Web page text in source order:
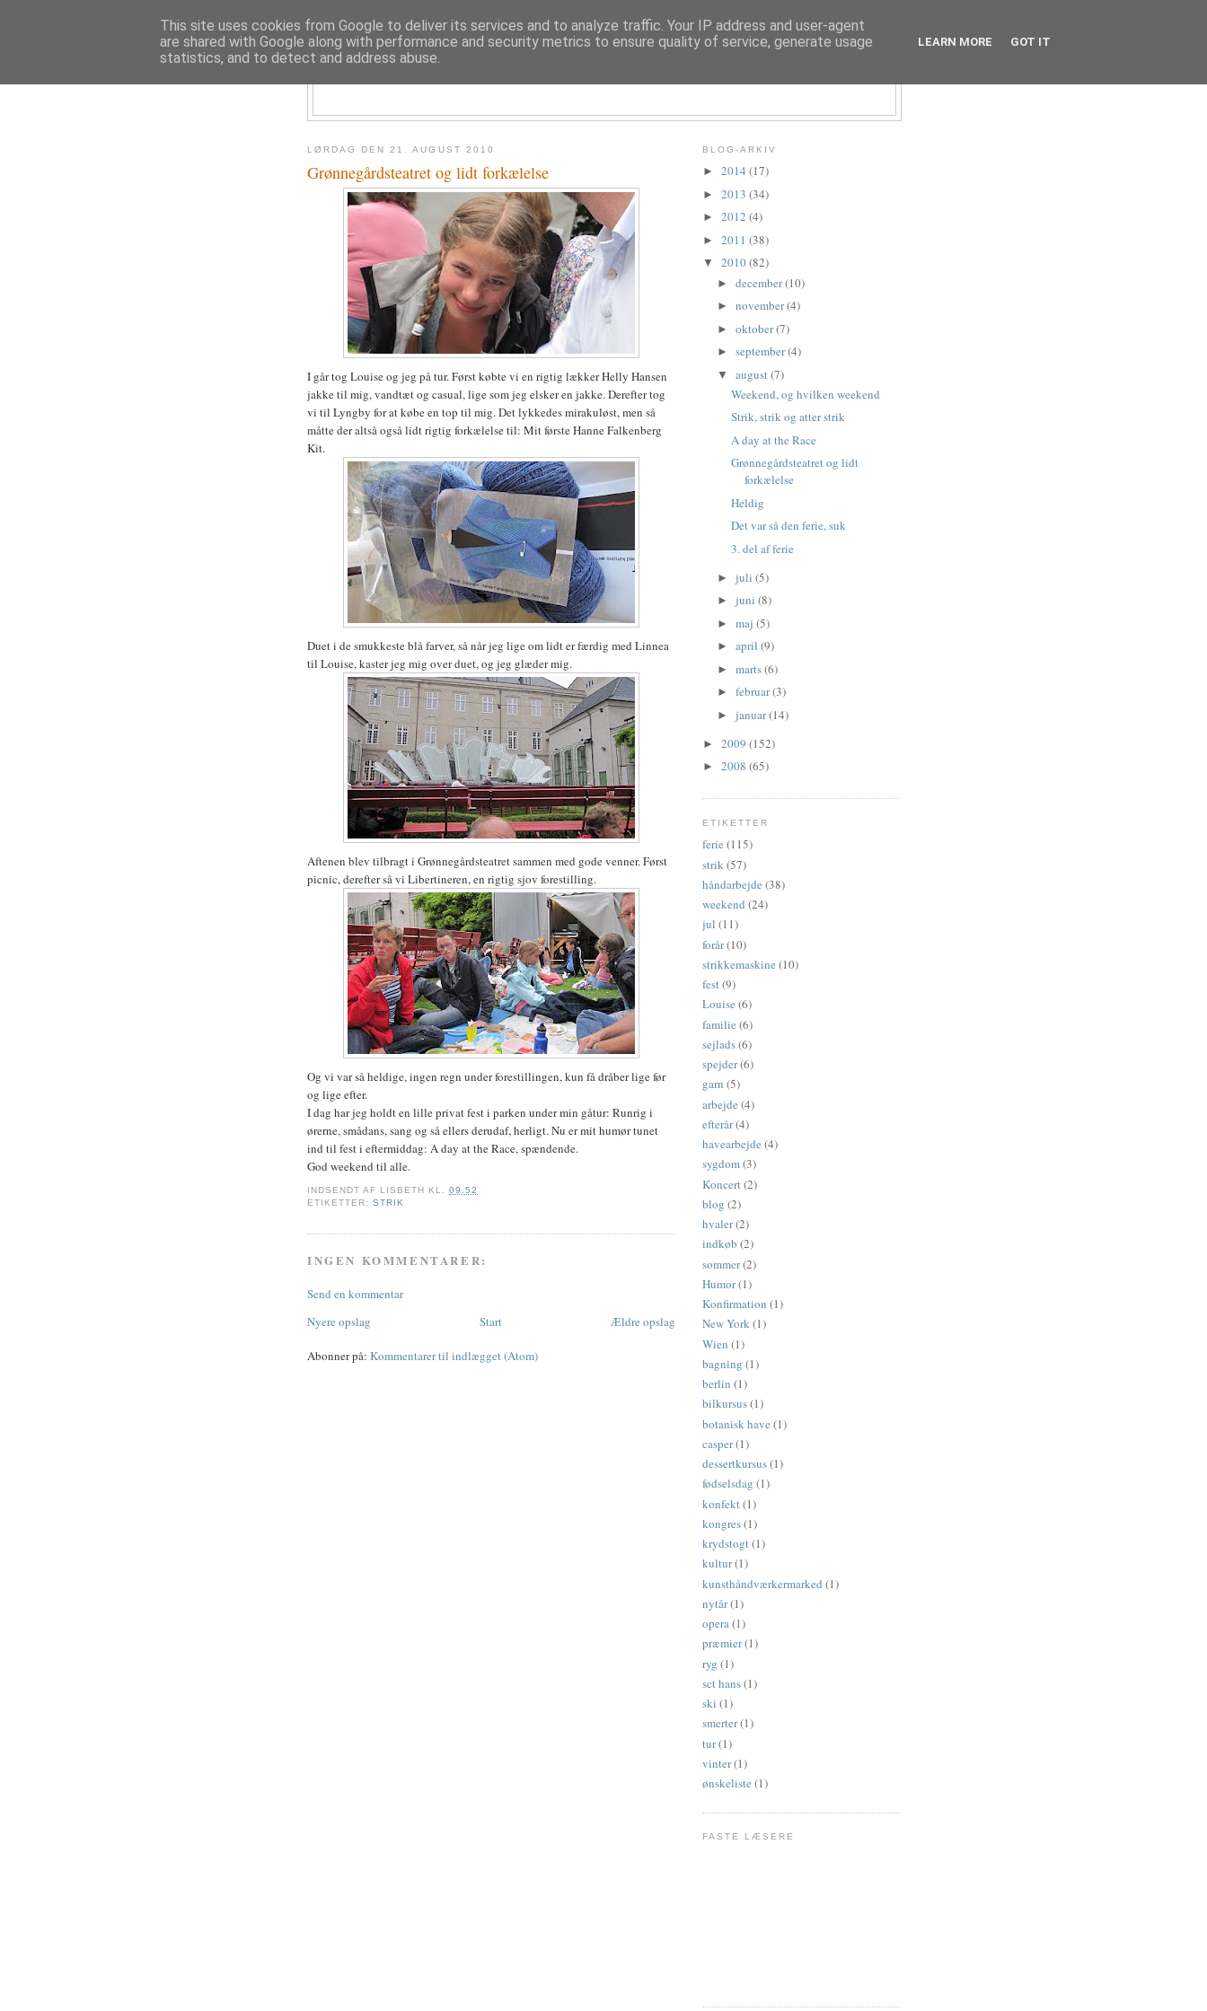
LØRDAG DEN 21. AUGUST 2010
Grønnegårdsteatret og lidt forkælelse
I går tog Louise og jeg på tur. Først købte vi en rigtig lækker Helly Hansen
jakke til mig, vandtæt og casual, lige som jeg elsker en jakke. Derefter tog
vi til Lyngby for at købe en top til mig. Det lykkedes mirakuløst, men så
måtte der altså også lidt rigtig forkælelse til: Mit første Hanne Falkenberg
Kit.
Duet i de smukkeste blå farver, så når jeg lige om lidt er færdig med Linnea
til Louise, kaster jeg mig over duet, og jeg glæder mig.
Aftenen blev tilbragt i Grønnegårdsteatret sammen med gode venner. Først
picnic, derefter så vi Libertineren, en rigtig sjov forestilling.
Og vi var så heldige, ingen regn under forestillingen, kun få dråber lige før
og lige efter.
I dag har jeg holdt en lille privat fest i parken under min gåtur: Runrig i
ørerne, smådans, sang og så ellers derudaf, herligt. Nu er mit humør tunet
ind til fest i eftermiddag: A day at the Race, spændende.
God weekend til alle.
INDSENDT AF LISBETH KL.09.52
ETIKETTER:STRIK
INGEN KOMMENTARER:
Send en kommentar
Nyere opslag
Ældre opslag
Start
Abonner på: Kommentarer til indlægget (Atom)
BLOG-ARKIV
► 2014 (17)
► 2013 (34)
► 2012 (4)
► 2011 (38)
▼ 2010(82)
► december(10)
► november(4)
► oktober(7)
► september(4)
▼ august (7)
Weekend, og hvilken weekend
Strik, strik og atter strik
A day at the Race
Grønnegårdsteatret og lidt
forkælelse
Heldig
Det var så den ferie, suk
3. del af ferie
► juli (5)
► juni (8)
► maj (5)
► april (9)
► marts(6)
► februar(3)
► januar(14)
► 2009 (152)
► 2008 (65)
ETIKETTER
ferie (115)
strik(57)
håndarbejde (38)
weekend (24)
jul (11)
forår(10)
strikkemaskine (10)
fest(9)
Louise (6)
familie (6)
sejlads(6)
spejder(6)
garn (5)
arbejde (4)
efterår(4)
havearbejde (4)
sygdom(3)
Koncert(2)
blog (2)
hvaler(2)
indkøb (2)
sommer(2)
Humor(1)
Konfirmation (1)
New York(1)
Wien (1)
bagning (1)
berlin (1)
bilkursus(1)
botanisk have (1)
casper(1)
dessertkursus(1)
fødselsdag (1)
konfekt(1)
kongres(1)
krydstogt(1)
kultur(1)
kunsthåndværkermarked (1)
nytår(1)
opera(1)
præmier(1)
ryg (1)
sct hans(1)
ski (1)
smerter(1)
tur(1)
vinter(1)
ønskeliste (1)
FASTE LÆSERE
This site uses cookies from Google to deliver its services and to analyze traffic. Your IP address and user-agent
are shared with Google along with performance and security metrics to ensure quality of service, generate usage
statistics, and to detect and address abuse.
LEARN MORE GOT IT